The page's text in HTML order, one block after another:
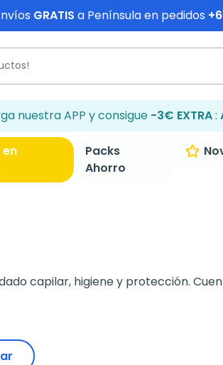
GRATIS a Península en pedidos
nuestra APP y consigue -3€ EXTRA:
Packs
Ahorro
capilar, higiene y protección.